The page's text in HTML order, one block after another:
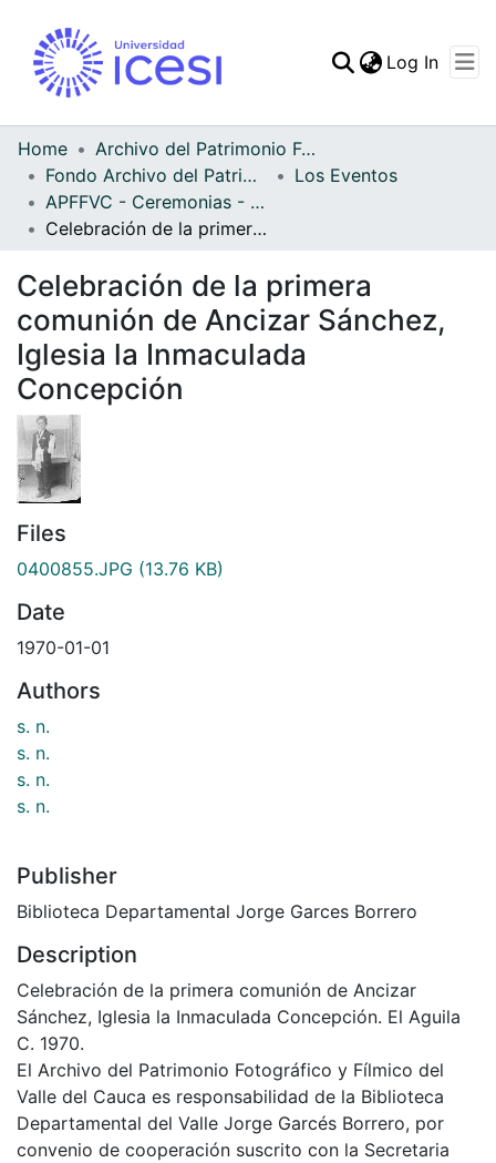
Statistics
Log In
Home
Archivo del Patrimonio Fotográfico y Fílmico del Valle del Cauca
Fondo Archivo del Patrimonio Fotográfico y Fílmico del Valle del Cauca
Los Eventos
APFFVC - Ceremonias - Patrimonial
Celebración de la primera comunión de Ancizar Sánchez, Iglesia la Inmaculada Concepción
Celebración de la primera
comunión de Ancizar Sánchez,
Iglesia la Inmaculada
Concepción
Files
0400855.JPG (13.76 KB)
Date
1970-01-01
Authors
s. n.
s. n.
s. n.
s. n.
Publisher
Biblioteca Departamental Jorge Garces Borrero
Description
Celebración de la primera comunión de Ancizar
Sánchez, Iglesia la Inmaculada Concepción. El Aguila
C. 1970.
El Archivo del Patrimonio Fotográfico y Fílmico del
Valle del Cauca es responsabilidad de la Biblioteca
Departamental del Valle Jorge Garcés Borrero, por
convenio de cooperación suscrito con la Secretaria